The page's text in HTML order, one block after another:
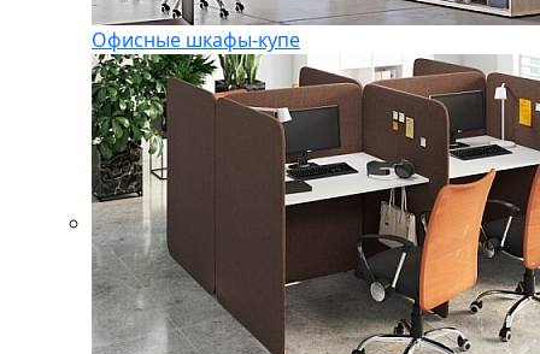
Офисные шкафы-купе